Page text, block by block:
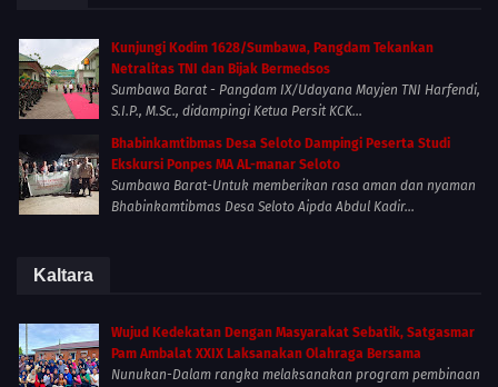
Kunjungi Kodim 1628/Sumbawa, Pangdam Tekankan
Netralitas TNI dan Bijak Bermedsos
Sumbawa Barat - Pangdam IX/Udayana Mayjen TNI Harfendi,
S.I.P., M.Sc., didampingi Ketua Persit KCK...
Bhabinkamtibmas Desa Seloto Dampingi Peserta Studi
Ekskursi Ponpes MA AL-manar Seloto
Sumbawa Barat-Untuk memberikan rasa aman dan nyaman
Bhabinkamtibmas Desa Seloto Aipda Abdul Kadir...
Kaltara
Wujud Kedekatan Dengan Masyarakat Sebatik, Satgasmar
Pam Ambalat XXIX Laksanakan Olahraga Bersama
Nunukan-Dalam rangka melaksanakan program pembinaan